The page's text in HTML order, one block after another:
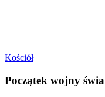
Kościół
Początek wojny